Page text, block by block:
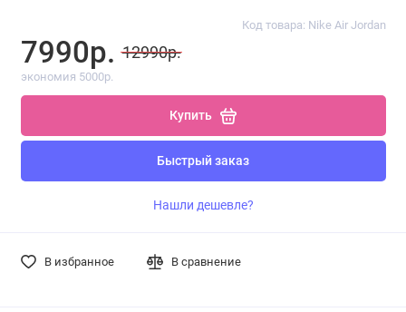
Код товара: Nike Air Jordan
7990р. 12990р.
экономия 5000р.
Купить
Быстрый заказ
Нашли дешевле?
В избранное В сравнение